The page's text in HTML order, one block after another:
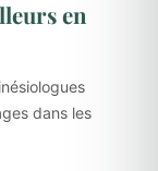
en
dans les